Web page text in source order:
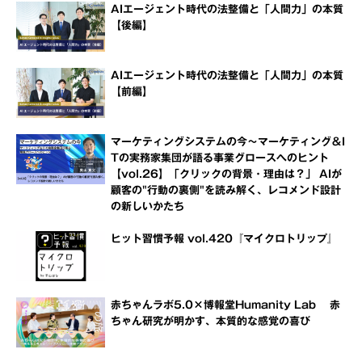
AIエージェント時代の法整備と「人間力」の本質
【後編】
AIエージェント時代の法整備と「人間力」の本質
【前編】
マーケティングシステムの今～マーケティング＆I
Tの実務家集団が語る事業グロースへのヒント
【vol.26】「クリックの背景・理由は？」 AIが
顧客の"行動の裏側"を読み解く、レコメンド設計
の新しいかたち
ヒット習慣予報 vol.420『マイクロトリップ』
赤ちゃんラボ5.0×博報堂Humanity Lab 赤
ちゃん研究が明かす、本質的な感覚の喜び